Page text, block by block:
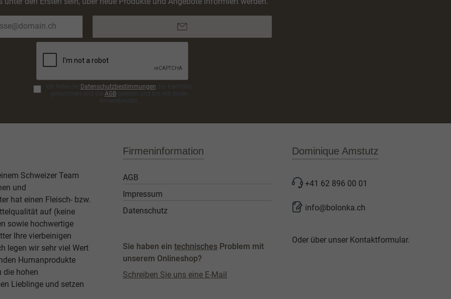
Mail-
Adresse*
Datenschutzbestimmungen
AGBgelesen und bin mit ihnen
Schweizer Team
und
hat einen Fleisch- bzw.
auf (keine
sowie hochwertige
Ihre vierbeinigen
legen wir sehr viel Wert
Humanprodukte
die hohen
Lieblinge und setzen
Firmeninformation
AGB
Impressum
Datenschutz
Sie haben ein technisches Problem mit
unserem Onlineshop?
Schreiben Sie uns eine E-Mail
Dominique Amstutz
+41 62 896 00 01
info@bolonka.ch
Oder über unser Kontaktformular.